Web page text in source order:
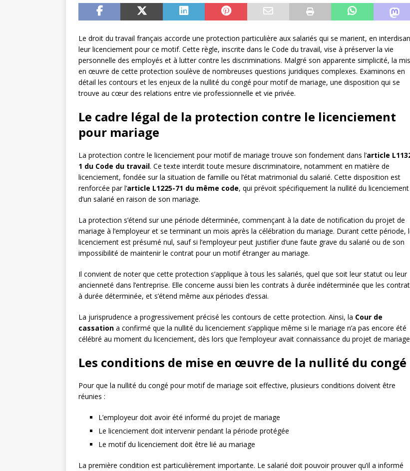
Le droit du travail français accorde une protection particulière aux salariés qui se marient, en
leur licenciement pour ce motif. Cette règle, inscrite dans le Code du travail, vise à préserver la vie
personnelle des employés et à lutter contre les discriminations. Malgré son apparente simplicité, la
en œuvre de cette protection soulève de nombreuses questions juridiques complexes. Examinons en
détail les contours et les enjeux de la nullité du congé pour motif de mariage, une disposition qui se
trouve au cœur des relations entre vie professionnelle et vie privée.
Le cadre légal de la protection contre le licenciement
pour mariage
La protection contre le licenciement pour motif de mariage trouve son fondement dans l’article
1 du Code du travail. Ce texte interdit toute mesure discriminatoire, notamment en matière de
licenciement, fondée sur la situation de famille ou l’état matrimonial du salarié. Cette disposition est
renforcée par l’article L1225-71 du même code, qui prévoit spécifiquement la nullité du licenciement
d’un salarié en raison de son mariage.
La protection s’étend sur une période déterminée, commençant à la date de notification du projet de
mariage à l’employeur et se terminant un mois après la célébration du mariage. Durant cette période,
licenciement est présumé nul, sauf si l’employeur peut justifier d’une faute grave du salarié ou de son
impossibilité de maintenir le contrat pour un motif étranger au mariage.
Il convient de noter que cette protection s’applique à tous les salariés, quel que soit leur statut ou leur
ancienneté dans l’entreprise. Elle concerne aussi bien les contrats à durée indéterminée que les
à durée déterminée, et s’étend même aux périodes d’essai.
La jurisprudence a progressivement précisé les contours de cette protection. Ainsi, la Cour de
cassation a confirmé que la nullité du licenciement s’applique même si le mariage n’a pas encore été
célébré au moment du licenciement, dès lors que l’employeur avait connaissance du projet de
Les conditions de mise en œuvre de la nullité du congé
Pour que la nullité du congé pour motif de mariage soit effective, plusieurs conditions doivent être
réunies :
L’employeur doit avoir été informé du projet de mariage
Le licenciement doit intervenir pendant la période protégée
Le motif du licenciement doit être lié au mariage
La première condition est particulièrement importante. Le salarié doit pouvoir prouver qu’il a informé